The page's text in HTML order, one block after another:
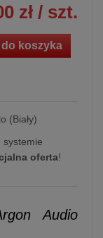
zł / szt.
koszyka
(Biały)
systemie
oferta!
Audio